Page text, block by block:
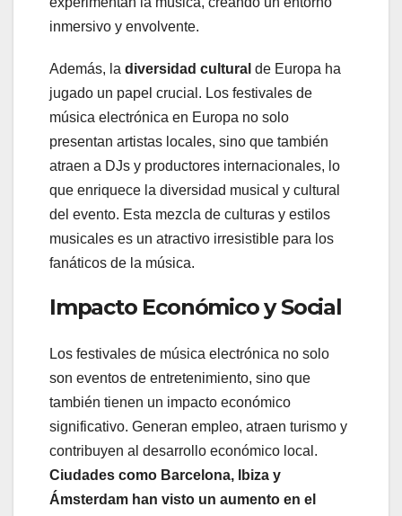
inmersivo y envolvente.
Además, la diversidad cultural de Europa ha
jugado un papel crucial. Los festivales de
música electrónica en Europa no solo
presentan artistas locales, sino que también
atraen a DJs y productores internacionales, lo
que enriquece la diversidad musical y cultural
del evento. Esta mezcla de culturas y estilos
musicales es un atractivo irresistible para los
fanáticos de la música.
Impacto Económico y Social
Los festivales de música electrónica no solo
son eventos de entretenimiento, sino que
también tienen un impacto económico
significativo. Generan empleo, atraen turismo y
contribuyen al desarrollo económico local.
Ciudades como Barcelona, Ibiza y
Ámsterdam han visto un aumento en el